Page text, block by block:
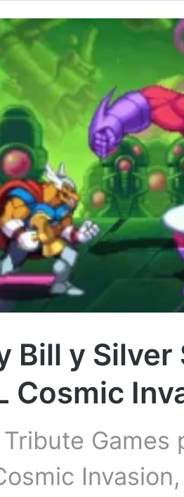
Bill y
Cosmic